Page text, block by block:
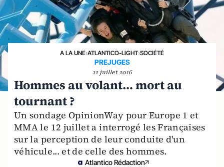
A LA UNE›ATLANTICO-LIGHT›SOCIÉTÉ
PREJUGES
12 juillet 2016
Hommes au volant… mort au
tournant ?
Un sondage OpinionWay pour Europe 1 et
MMA le 12 juillet a interrogé les Françaises
sur la perception de leur conduite d'un
véhicule... et de celle des hommes.
Atlantico Rédaction